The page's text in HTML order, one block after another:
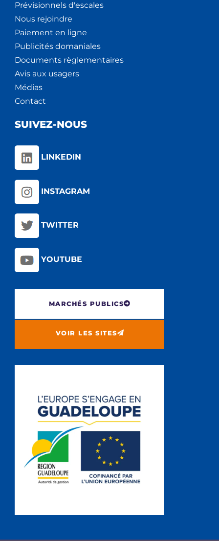
Prévisionnels d'escales
Nous rejoindre
Paiement en ligne
Publicités domaniales
Documents règlementaires
Avis aux usagers
Médias
Contact
SUIVEZ-NOUS
LINKEDIN
INSTAGRAM
TWITTER
YOUTUBE
MARCHÉS PUBLICS
VOIR LES SITES